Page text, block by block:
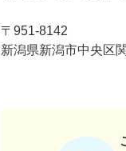
〒951-8142
新潟県新潟市中央区